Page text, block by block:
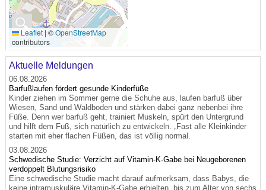
🔍
Leaflet|©OpenStreetMap
contributors
Aktuelle Meldungen
06.08.2026
Barfußlaufen fördert gesunde Kinderfüße
Kinder ziehen im Sommer gerne die Schuhe aus, laufen barfuß über
Wiesen, Sand und Waldboden und stärken dabei ganz nebenbei ihre
Füße. Denn wer barfuß geht, trainiert Muskeln, spürt den Untergrund
und hilft dem Fuß, sich natürlich zu entwickeln. „Fast alle Kleinkinder
starten mit eher flachen Füßen, das ist völlig normal.
03.08.2026
Schwedische Studie: Verzicht auf Vitamin-K-Gabe bei Neugeborenen
verdoppelt Blutungsrisiko
Eine schwedische Studie macht darauf aufmerksam, dass Babys, die
keine intramuskuläre Vitamin-K-Gabe erhielten, bis zum Alter von sechs